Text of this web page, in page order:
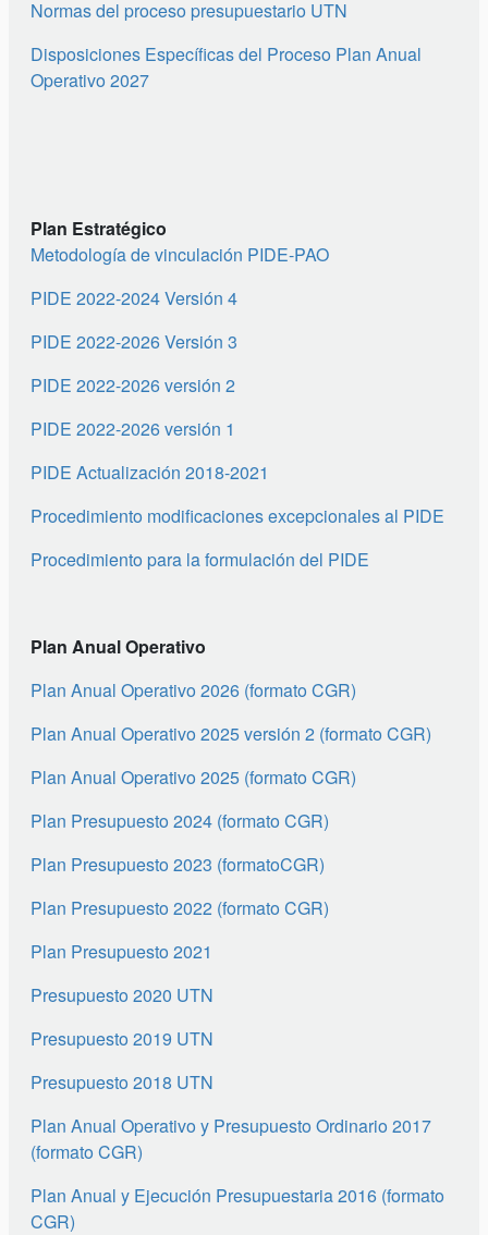
Normas del proceso presupuestario UTN
Disposiciones Específicas del Proceso Plan Anual
Operativo 2027
Plan Estratégico
Metodología de vinculación PIDE-PAO
PIDE 2022-2024 Versión 4
PIDE 2022-2026 Versión 3
PIDE 2022-2026 versión 2
PIDE 2022-2026 versión 1
PIDE Actualización 2018-2021
Procedimiento modificaciones excepcionales al PIDE
Procedimiento para la formulación del PIDE
Plan Anual Operativo
Plan Anual Operativo 2026 (formato CGR)
Plan Anual Operativo 2025 versión 2 (formato CGR)
Plan Anual Operativo 2025 (formato CGR)
Plan Presupuesto 2024 (formato CGR)
Plan Presupuesto 2023 (formatoCGR)
Plan Presupuesto 2022 (formato CGR)
Plan Presupuesto 2021
Presupuesto 2020 UTN
Presupuesto 2019 UTN
Presupuesto 2018 UTN
Plan Anual Operativo y Presupuesto Ordinario 2017
(formato CGR)
Plan Anual y Ejecución Presupuestaria 2016 (formato
CGR)